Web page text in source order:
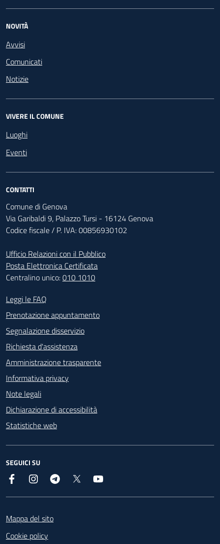
NOVITÀ
Avvisi
Comunicati
Notizie
VIVERE IL COMUNE
Luoghi
Eventi
CONTATTI
Comune di Genova
Via Garibaldi 9, Palazzo Tursi - 16124 Genova
Codice fiscale / P. IVA: 00856930102
Ufficio Relazioni con il Pubblico
Posta Elettronica Certificata
Centralino unico:010 1010
Footer - Contatti
Leggi le FAQ
Prenotazione appuntamento
Segnalazione disservizio
Richiesta d'assistenza
Amministrazione trasparente
Informativa privacy
Note legali
Dichiarazione di accessibilità
Statistiche web
SEGUICI SU
Facebook InstagramTelegram
Mappa del sito
Cookie policy